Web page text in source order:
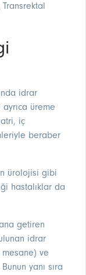
idrar
üreme
iç
beraber
ürolojisi gibi
hastalıklar da
getiren
idrar
ve
yanı sıra